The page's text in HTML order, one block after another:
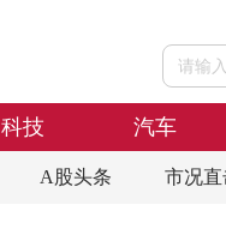
科技 汽车
A股头条 市况直